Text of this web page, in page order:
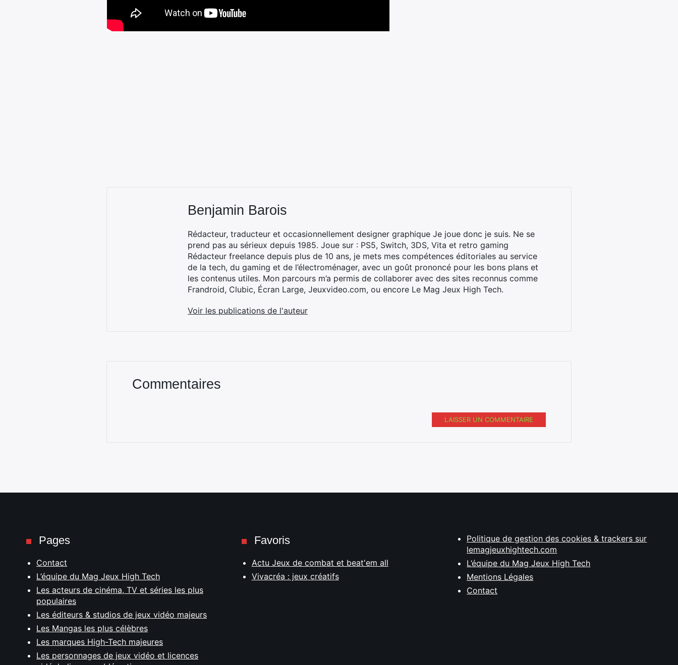
Benjamin Barois
Rédacteur, traducteur et occasionnellement designer graphique Je joue donc je suis. Ne se
prend pas au sérieux depuis 1985. Joue sur : PS5, Switch, 3DS, Vita et retro gaming
Rédacteur freelance depuis plus de 10 ans, je mets mes compétences éditoriales au service
de la tech, du gaming et de l’électroménager, avec un goût prononcé pour les bons plans et
les contenus utiles. Mon parcours m’a permis de collaborer avec des sites reconnus comme
Frandroid, Clubic, Écran Large, Jeuxvideo.com, ou encore Le Mag Jeux High Tech.
Voir les publications de l'auteur
Commentaires
LAISSER UN COMMENTAIRE
Pages
Contact
L’équipe du Mag Jeux High Tech
Les acteurs de cinéma, TV et séries les plus
populaires
Les éditeurs & studios de jeux vidéo majeurs
Les Mangas les plus célèbres
Les marques High-Tech majeures
Les personnages de jeux vidéo et licences
Favoris
Actu Jeux de combat et beat'em all
Vivacréa : jeux créatifs
Politique de gestion des cookies & trackers sur
lemagjeuxhightech.com
L’équipe du Mag Jeux High Tech
Mentions Légales
Contact